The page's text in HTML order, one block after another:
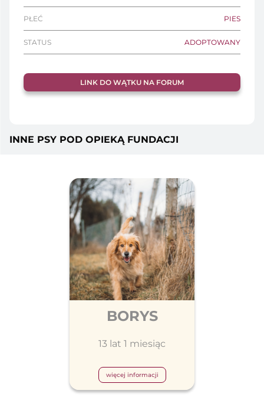
PŁEĆ PIES
STATUS ADOPTOWANY
LINK DO WĄTKU NA FORUM
INNE PSY POD OPIEKĄ FUNDACJI
BORYS
13 lat 1 miesiąc
więcej informacji